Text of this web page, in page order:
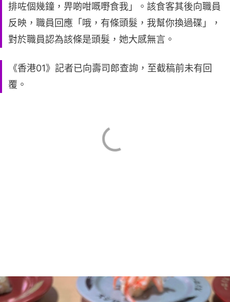
排咗個幾鐘，畀啲咁嘅嘢食我」。該食客其後向職員
反映，職員回應「哦，有條頭髮，我幫你換過碟」，
對於職員認為該條是頭髮，她大感無言。
《香港01》記者已向壽司郎查詢，至截稿前未有回
覆。